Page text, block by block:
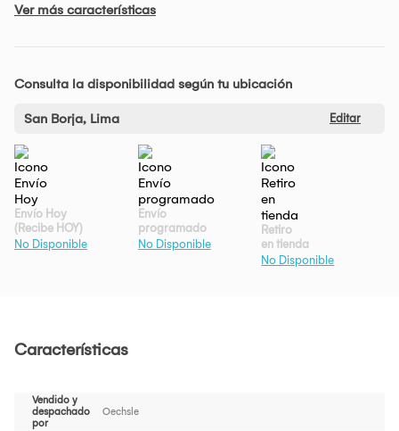
Ver más características
Consulta la disponibilidad según tu ubicación
San Borja, Lima Editar
Envío Hoy
(Recibe HOY)
No Disponible
Envío
programado
No Disponible
Retiro
en tienda
No Disponible
Características
Vendido y
despachado
por
Oechsle